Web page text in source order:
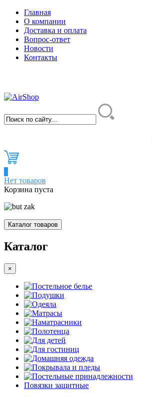
Главная
О компании
Доставка и оплата
Вопрос-ответ
Новости
Контакты
Нет товаров
Корзина пуста
Каталог товаров
Каталог
×
Постельное белье
Подушки
Одеяла
Матрасы
Наматрасники
Полотенца
Для детей
Для гостиниц
Домашняя одежда
Покрывала и пледы
Постельные принадлежности
Повязки защитные